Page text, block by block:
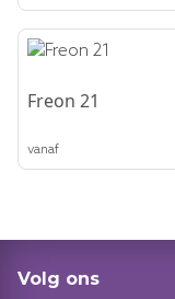
Freon 21
vanaf
Volg ons